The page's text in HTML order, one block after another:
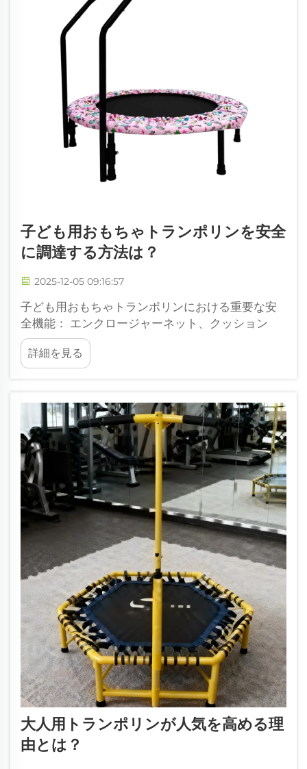
子ども用おもちゃトランポリンを安全
に調達する方法は？
2025-12-05 09:16:57
子ども用おもちゃトランポリンにおける重要な安
全機能： エンクロージャーネット、クッション
材、フレームの安定性 子ども用おもちゃトランポ
リンにおいて安全性は最も重要です。これは、厄
介なケガを防ぐのに役立ちます。まず第一に…
詳細を見る
大人用トランポリンが人気を高める理
由とは？